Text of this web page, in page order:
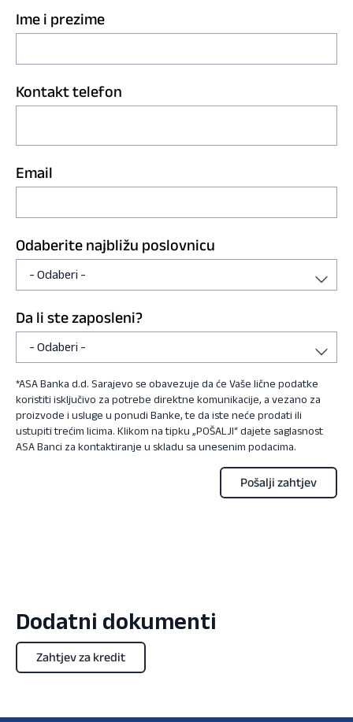
Ime i prezime
Kontakt telefon
Email
Odaberite najbližu poslovnicu
Da li ste zaposleni?
*ASA Banka d.d. Sarajevo se obavezuje da će Vaše lične podatke
koristiti isključivo za potrebe direktne komunikacije, a vezano za
proizvode i usluge u ponudi Banke, te da iste neće prodati ili
ustupiti trećim licima. Klikom na tipku „POŠALJI“ dajete saglasnost
ASA Banci za kontaktiranje u skladu sa unesenim podacima.
Dodatni dokumenti
Zahtjev za kredit